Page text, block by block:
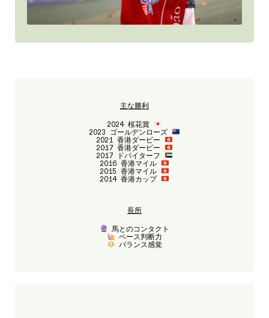
主な勝利
2024 桜花賞
2023 ゴールデンローズ
2021 香港ダービー
2017 香港ダービー
2017 ドバイターフ
2016 香港マイル
2015 香港マイル
2014 香港カップ
長所
馬とのコンタクト
ペース判断力
バランス感覚